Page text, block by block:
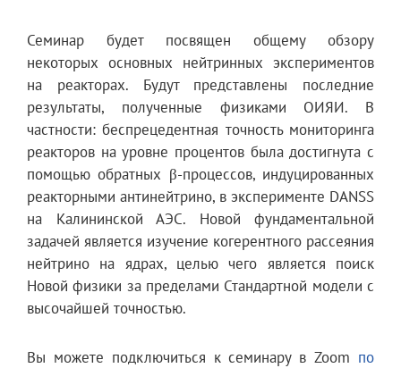
Семинар будет посвящен общему обзору
некоторых основных нейтринных экспериментов
на реакторах. Будут представлены последние
результаты, полученные физиками ОИЯИ. В
частности: беспрецедентная точность мониторинга
реакторов на уровне процентов была достигнута с
помощью обратных β-процессов, индуцированных
реакторными антинейтрино, в эксперименте DANSS
на Калининской АЭС. Новой фундаментальной
задачей является изучение когерентного рассеяния
нейтрино на ядрах, целью чего является поиск
Новой физики за пределами Стандартной модели с
высочайшей точностью.
Вы можете подключиться к семинару в Zoom по